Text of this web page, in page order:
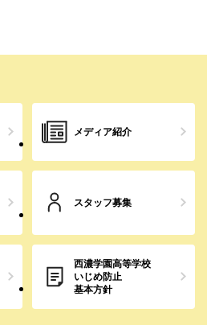
メディア紹介
スタッフ募集
西濃学園高等学校
いじめ防止
基本方針